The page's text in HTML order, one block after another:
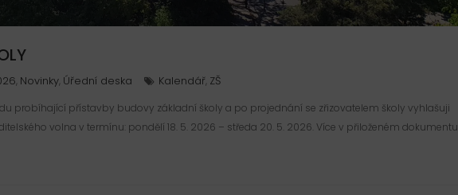
Novinky Úřední deska Kalendář ZŠ
probíhající přístavby budovy základní školy a po projednání se zřizovatelem školy vyhlašuji
volna v termínu: pondělí 18. 5. 2026 – středa 20. 5. 2026. Více v přiloženém dokumentu.